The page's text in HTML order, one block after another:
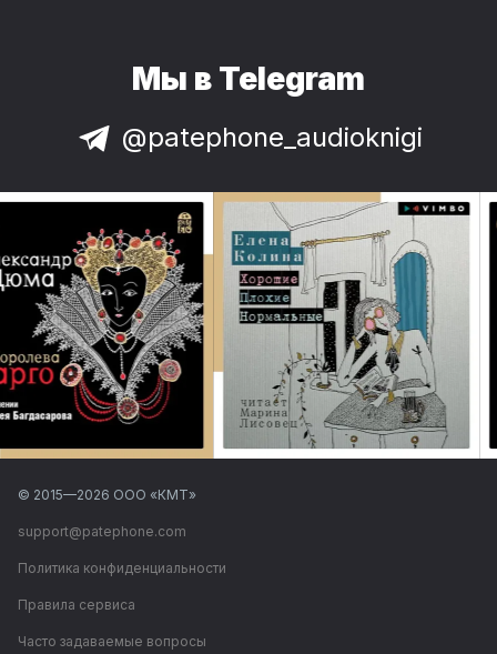
Мы в Telegram
@patephone_audioknigi
© 2015—2026 ООО «КМТ»
support@patephone.com
Политика конфиденциальности
Правила сервиса
Часто задаваемые вопросы